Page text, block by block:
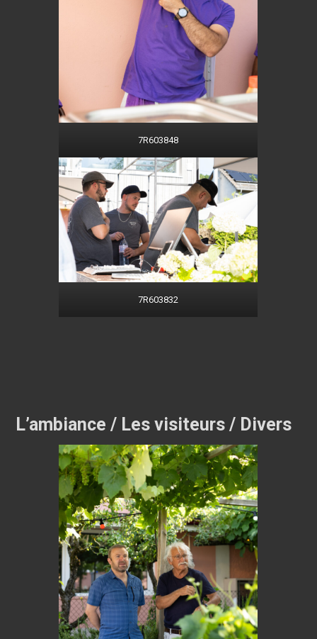
7R603848
7R603832
L’ambiance / Les visiteurs / Divers